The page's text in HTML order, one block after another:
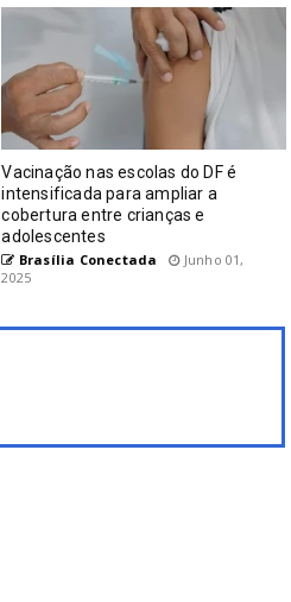
Vacinação nas escolas do DF é
intensificada para ampliar a
cobertura entre crianças e
adolescentes
Brasília Conectada
Junho 01,
2025